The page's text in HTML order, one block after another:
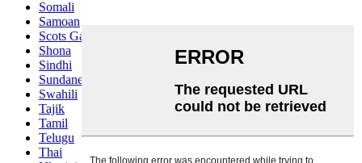
Somali
Samoan
Scots Gaelic
Shona
Sindhi
Sundanese
Swahili
Tajik
Tamil
Telugu
Thai